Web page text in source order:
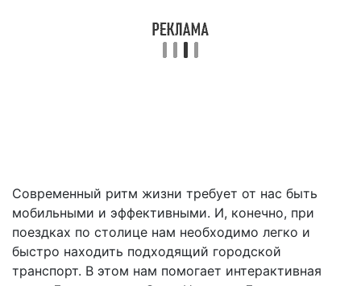
Современный ритм жизни требует от нас быть
мобильными и эффективными. И, конечно, при
поездках по столице нам необходимо легко и
быстро находить подходящий городской
транспорт. В этом нам помогает интерактивная